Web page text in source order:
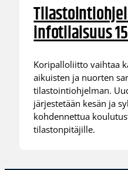
infotilaisuus
Koripalloliitto vaihtaa
aikuisten ja nuorten
tilastointiohjelman.
järjestetään kesän ja
kohdennettua
tilastonpitäjille.